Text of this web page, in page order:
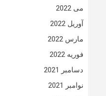
می 2022
آوریل 2022
مارس 2022
فوریه 2022
دسامبر 2021
نوامبر 2021